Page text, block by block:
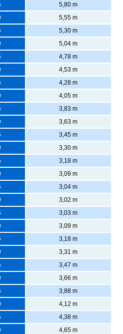
5,80 m
5,55 m
5,30 m
5,04 m
4,78 m
4,53 m
4,28 m
4,05 m
3,83 m
3,63 m
3,45 m
3,30 m
3,18 m
3,09 m
3,04 m
3,02 m
3,03 m
3,09 m
3,18 m
3,31 m
3,47 m
3,66 m
3,88 m
4,12 m
4,38 m
4,65 m